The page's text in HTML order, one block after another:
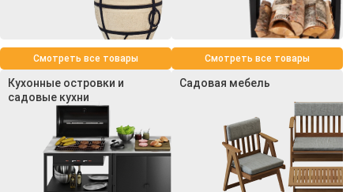
Смотреть все товары Смотреть все товары
Кухонные островки и
садовые кухни
Садовая мебель